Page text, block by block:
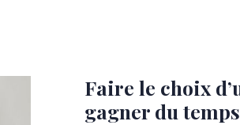
Faire le choix
gagner du temps